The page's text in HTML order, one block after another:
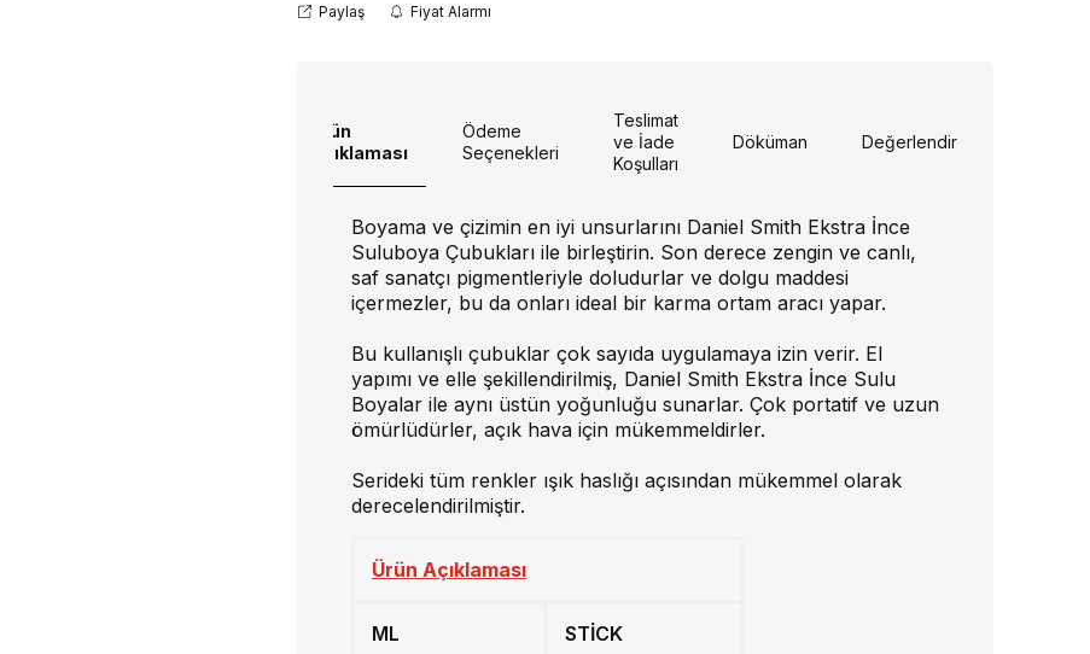
Paylaş Fiyat Alarmı
Ürün
Açıklaması
Ödeme
Seçenekleri
Teslimat
ve İade
Koşulları
Döküman Değerlendirme
Boyama ve çizimin en iyi unsurlarını Daniel Smith Ekstra İnce
Suluboya Çubukları ile birleştirin. Son derece zengin ve canlı,
saf sanatçı pigmentleriyle doludurlar ve dolgu maddesi
içermezler, bu da onları ideal bir karma ortam aracı yapar.
Bu kullanışlı çubuklar çok sayıda uygulamaya izin verir. El
yapımı ve elle şekillendirilmiş, Daniel Smith Ekstra İnce Sulu
Boyalar ile aynı üstün yoğunluğu sunarlar. Çok portatif ve uzun
ömürlüdürler, açık hava için mükemmeldirler.
Serideki tüm renkler ışık haslığı açısından mükemmel olarak
derecelendirilmiştir.
Ürün Açıklaması
ML STİCK